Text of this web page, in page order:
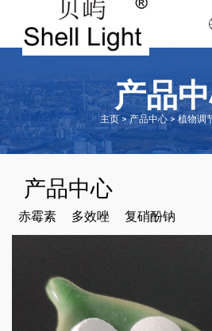
产品
主页 > 产品中心 > 植物调
产品中心
赤霉素 多效唑 复硝酚钠